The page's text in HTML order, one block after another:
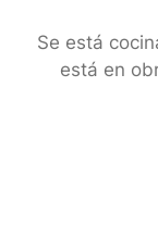
Se está
está en